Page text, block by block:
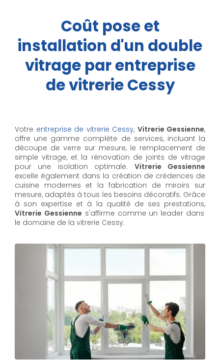
Coût pose et
installation d'un double
vitrage par entreprise
de vitrerie Cessy
Votre entreprise de vitrerie Cessy, Vitrerie Gessienne,
offre une gamme complète de services, incluant la
découpe de verre sur mesure, le remplacement de
simple vitrage, et la rénovation de joints de vitrage
pour une isolation optimale. Vitrerie Gessienne
excelle également dans la création de crédences de
cuisine modernes et la fabrication de miroirs sur
mesure, adaptés à tous les besoins décoratifs. Grâce
à son expertise et à la qualité de ses prestations,
Vitrerie Gessienne s'affirme comme un leader dans
le domaine de la vitrerie Cessy.